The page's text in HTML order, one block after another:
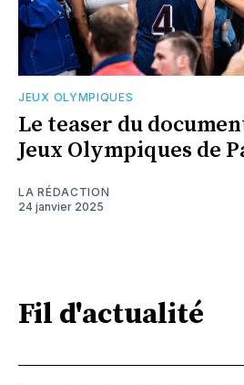
JEUX OLYMPIQUES
Le teaser du
Jeux Olympiques de
LA RÉDACTION
24 janvier 2025
Fil d'actualité